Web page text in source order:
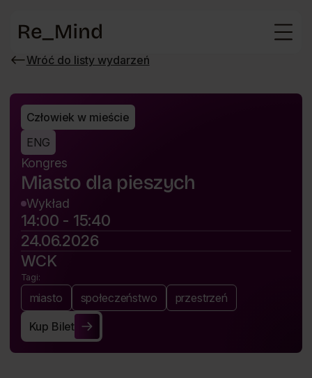
Wróć do listy wydarzeń
Wróć
wydarzeń
Człowiek w mieście
ENG
Kongres
Miasto dla pieszych
Wykład
14:00 - 15:40
24.06.2026
WCK
Tagi:
miasto społeczeństwo przestrzeń
Kup Bilet
Kup Bilet